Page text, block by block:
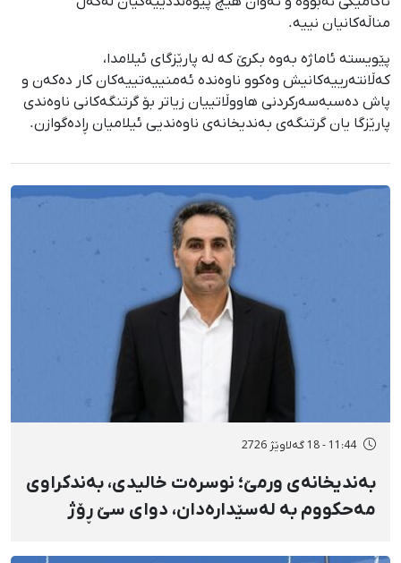
مناڵەکانیان نییە.
پێویستە ئاماژە بەوە بکرێ کە لە پارێزگای ئیلامدا،
کەڵانتەرییەکانیش وەکوو ناوەندە ئەمنییەتییەکان کار دەکەن و
پاش دەسبەسەرکردنی هاووڵاتییان زیاتر بۆ گرتنگەکانی ناوەندی
پارێزگا یان گرتنگەی بەندیخانەی ناوەندیی ئیلامیان ڕادەگوازن.
11:44 - 18 گەلاوێژ 2726
بەندیخانەی ورمێ؛ نوسرەت خالیدی، بەندکراوی
مەحکووم بە لەسێدارەدان، دوای سێ ڕۆژ